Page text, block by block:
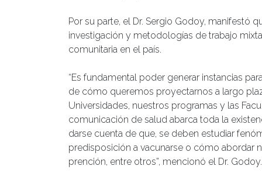
Por su parte, el Dr. Sergio Godoy, manifestó
investigación y metodologías de trabajo
comunitaria en el país.
“Es fundamental poder generar instancias
de cómo queremos proyectarnos a largo
Universidades, nuestros programas y las
comunicación de salud abarca toda la
darse cuenta de que, se deben estudiar
predisposición a vacunarse o cómo abordar
prención, entre otros”, mencionó el Dr. Godoy.